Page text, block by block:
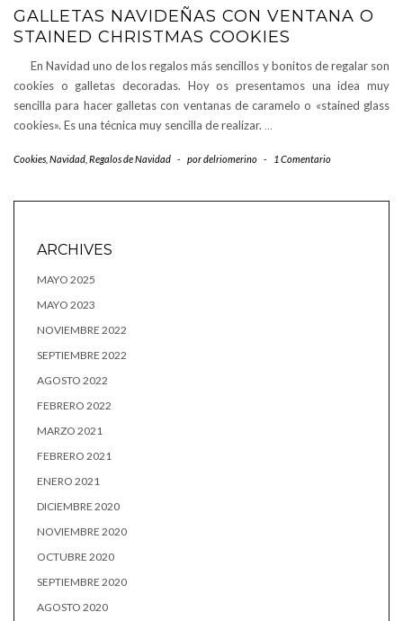
GALLETAS NAVIDEÑAS CON VENTANA O
STAINED CHRISTMAS COOKIES
En Navidad uno de los regalos más sencillos y bonitos de regalar son
cookies o galletas decoradas. Hoy os presentamos una idea muy
sencilla para hacer galletas con ventanas de caramelo o «stained glass
cookies». Es una técnica muy sencilla de realizar. …
Cookies Navidad Regalos de Navidad - pordelriomerino - 1 Comentario
ARCHIVES
MAYO 2025
MAYO 2023
NOVIEMBRE 2022
SEPTIEMBRE 2022
AGOSTO 2022
FEBRERO 2022
MARZO 2021
FEBRERO 2021
ENERO 2021
DICIEMBRE 2020
NOVIEMBRE 2020
OCTUBRE 2020
SEPTIEMBRE 2020
AGOSTO 2020